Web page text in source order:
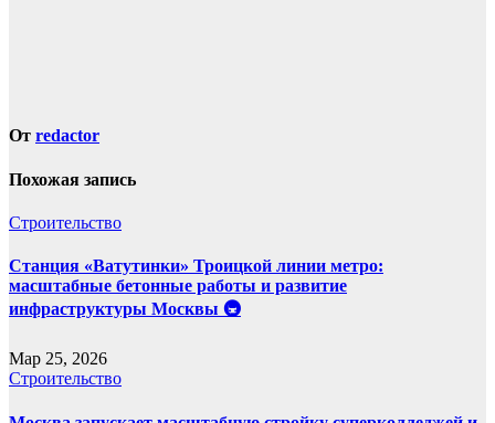
От redactor
Похожая запись
Строительство
Станция «Ватутинки» Троицкой линии метро:
масштабные бетонные работы и развитие
инфраструктуры Москвы 🚇
Мар 25, 2026
Строительство